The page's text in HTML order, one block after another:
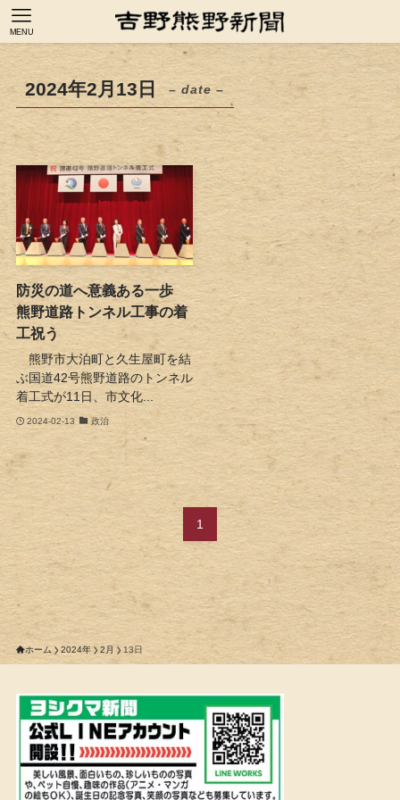
MENU
2024年2月13日 – date –
防災の道へ意義ある一歩
熊野道路トンネル工事の着
工祝う
熊野市大泊町と久生屋町を結
ぶ国道42号熊野道路のトンネル
着工式が11日、市文化...
2024-02-13 政治
1
ホーム 2024年 2月 13日